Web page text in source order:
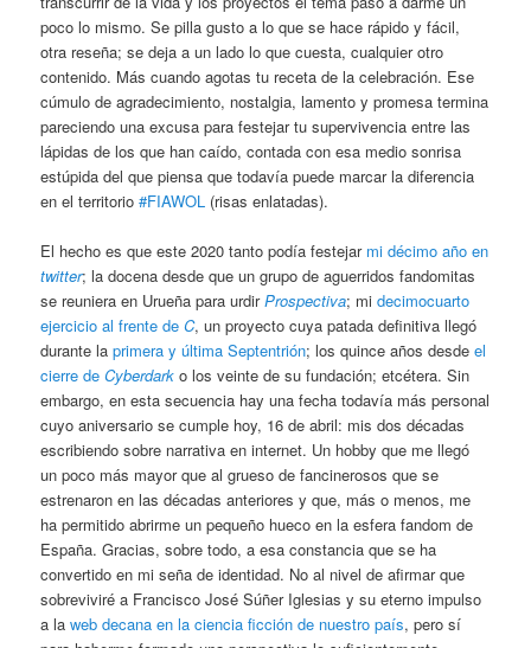
poco lo mismo. Se pilla gusto a lo que se hace rápido y fácil,
otra reseña; se deja a un lado lo que cuesta, cualquier otro
contenido. Más cuando agotas tu receta de la celebración. Ese
cúmulo de agradecimiento, nostalgia, lamento y promesa termina
pareciendo una excusa para festejar tu supervivencia entre las
lápidas de los que han caído, contada con esa medio sonrisa
estúpida del que piensa que todavía puede marcar la diferencia
en el territorio#FIAWOL (risas enlatadas).
El hecho es que este 2020 tanto podía festejar mi décimo año en
twitter; la docena desde que un grupo de aguerridos fandomitas
se reuniera en Urueña para urdirProspectiva; midecimocuarto
ejercicio al frente deC, un proyecto cuya patada definitiva llegó
durante laprimera y última Septentrión; los quince años desdeel
cierre deCyberdark o los veinte de su fundación; etcétera. Sin
embargo, en esta secuencia hay una fecha todavía más personal
cuyo aniversario se cumple hoy, 16 de abril: mis dos décadas
escribiendo sobre narrativa en internet. Un hobby que me llegó
un poco más mayor que al grueso de fancinerosos que se
estrenaron en las décadas anteriores y que, más o menos, me
ha permitido abrirme un pequeño hueco en la esfera fandom de
España. Gracias, sobre todo, a esa constancia que se ha
convertido en mi seña de identidad. No al nivel de afirmar que
sobreviviré a Francisco José Súñer Iglesias y su eterno impulso
a laweb decana en la ciencia ficción de nuestro país, pero sí